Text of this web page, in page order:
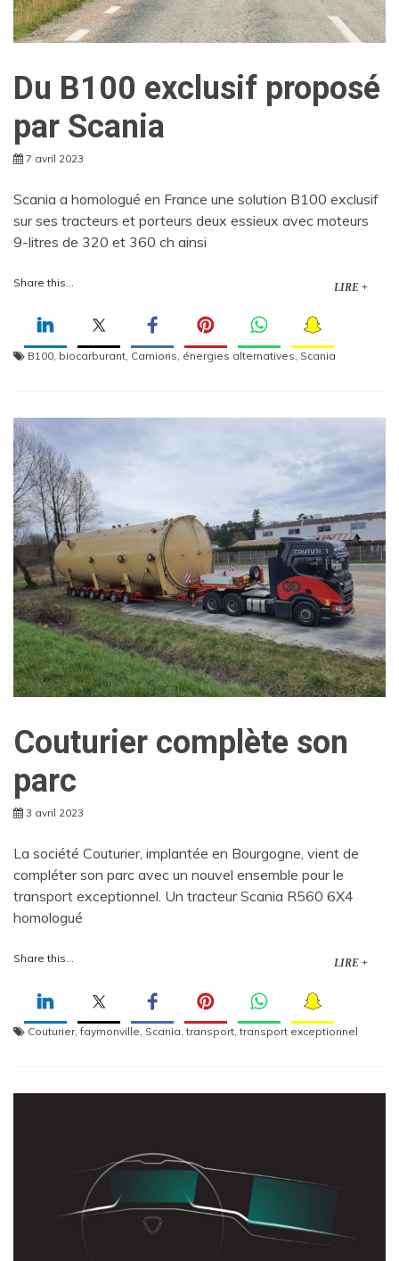
Du B100 exclusif proposé
par Scania
7 avril 2023
Scania a homologué en France une solution B100 exclusif
sur ses tracteurs et porteurs deux essieux avec moteurs
9-litres de 320 et 360 ch ainsi
Share this... LIRE +
B100 biocarburant Camions énergies alternatives Scania
Couturier complète son
parc
3 avril 2023
La société Couturier, implantée en Bourgogne, vient de
compléter son parc avec un nouvel ensemble pour le
transport exceptionnel. Un tracteur Scania R560 6X4
homologué
Share this... LIRE +
Couturier,faymonville, Scania,transport,transport exceptionnel